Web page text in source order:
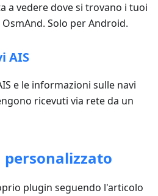
a vedere dove si trovano i tuoi
Solo per Android.
AIS
e le informazioni sulle navi
ricevuti via rete da un
personalizzato
plugin seguendo l'articolo